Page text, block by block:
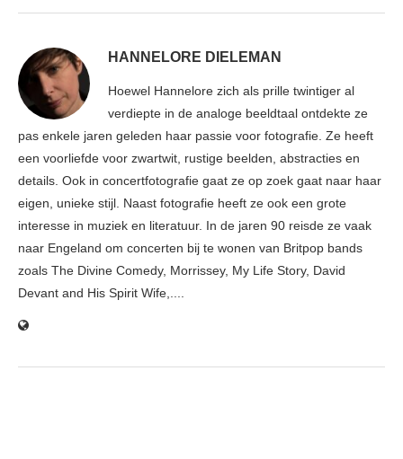
HANNELORE DIELEMAN
Hoewel Hannelore zich als prille twintiger al
verdiepte in de analoge beeldtaal ontdekte ze
pas enkele jaren geleden haar passie voor fotografie. Ze heeft
een voorliefde voor zwartwit, rustige beelden, abstracties en
details. Ook in concertfotografie gaat ze op zoek gaat naar haar
eigen, unieke stijl. Naast fotografie heeft ze ook een grote
interesse in muziek en literatuur. In de jaren 90 reisde ze vaak
naar Engeland om concerten bij te wonen van Britpop bands
zoals The Divine Comedy, Morrissey, My Life Story, David
Devant and His Spirit Wife,....